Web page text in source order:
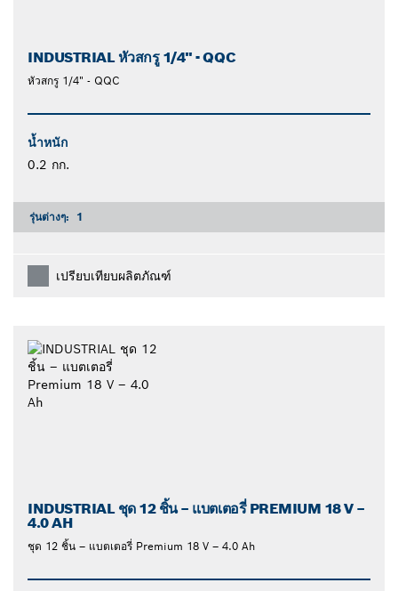
INDUSTRIAL หัวสกรู 1/4" - QQC
หัวสกรู 1/4" - QQC
น้ำหนัก
0.2 กก.
รุ่นต่างๆ: 1
เปรียบเทียบผลิตภัณฑ์
INDUSTRIAL ชุด 12 ชิ้น – แบตเตอรี่ PREMIUM 18 V –
4.0 AH
ชุด 12 ชิ้น – แบตเตอรี่ Premium 18 V – 4.0 Ah